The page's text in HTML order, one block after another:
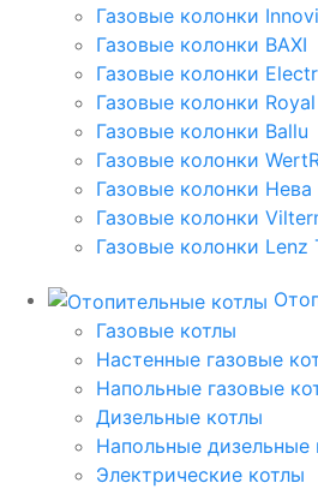
Газовые колонки
Газовые колонки BAXI
Газовые колонки
Газовые колонки
Газовые колонки Ballu
Газовые колонки
Газовые колонки Нева
Газовые колонки
Газовые колонки Lenz
Газовые котлы
Настенные газовые
Напольные газовые
Дизельные котлы
Напольные дизельные
Электрические котлы